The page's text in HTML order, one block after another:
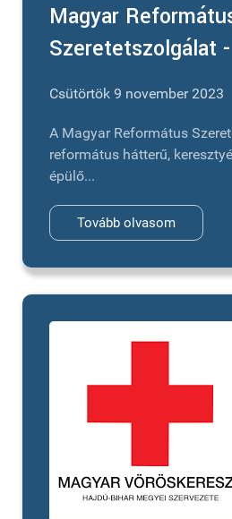
Magyar
Szeretetszolgálat
Csütörtök 9 november 2023
A Magyar Református
református hátterű,
épülő...
Tovább olvasom